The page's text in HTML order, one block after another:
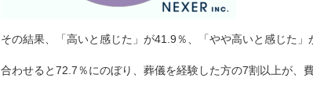
その結果、「高いと感じた」が41.9％、「やや高いと感じた」
合わせると72.7％にのぼり、葬儀を経験した方の7割以上が、